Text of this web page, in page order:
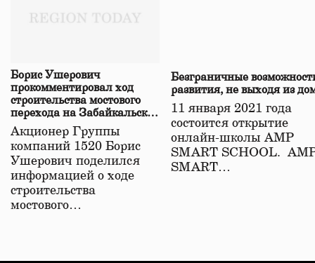
Борис Ушерович
прокомментировал ход
строительства мостового
перехода на Забайкальской
железной дороге
Акционер Группы
компаний 1520 Борис
Ушерович поделился
информацией о ходе
строительства
мостового…
Безграничные
развития, не выходя из
11 января 2021 года
состоится открытие
онлайн-школы АМР
SMART SCHOOL.
SMART…